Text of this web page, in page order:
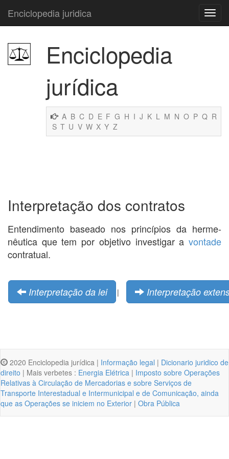
Enciclopedia juridica
Enciclopedia
jurídica
A B C D E F G H I J K L M N O P Q R
S T U V W X Y Z
Interpretação dos contratos
Entendimento baseado nos princípios da herme-
nêutica que tem por objetivo investigar a vontade
contratual.
Interpretação da lei | Interpretação
2020 Enciclopedia jurídica | Informação legal | Dicionario juridico de
direito | Mais verbetes : Energia Elétrica | Imposto sobre Operações
Relativas à Circulação de Mercadorias e sobre Serviços de
Transporte Interestadual e Intermunicipal e de Comunicação, ainda
que as Operações se iniciem no Exterior | Obra Pública